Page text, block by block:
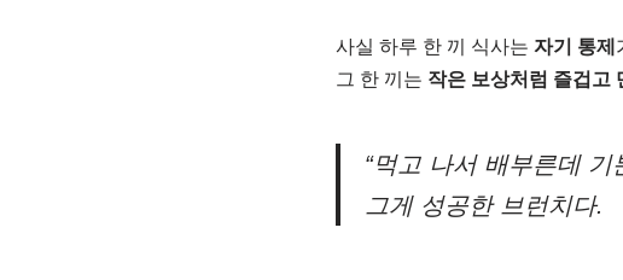
사실 하루 한 끼 식사는 자기 통제
그 한 끼는 작은 보상처럼 즐겁고
“먹고 나서 배부른데 기
그게 성공한 브런치다.